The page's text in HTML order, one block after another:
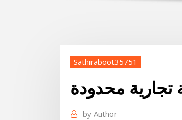
Sathiraboot35751
محدودة
by Author